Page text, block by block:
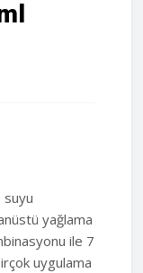
suyu
yağlama
ile 7
uygulama